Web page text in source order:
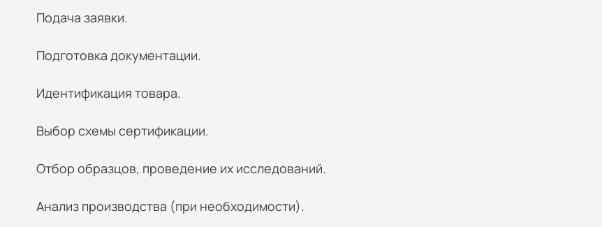
Подача заявки.
Подготовка документации.
Идентификация товара.
Выбор схемы сертификации.
Отбор образцов, проведение их исследований.
Анализ производства (при необходимости).